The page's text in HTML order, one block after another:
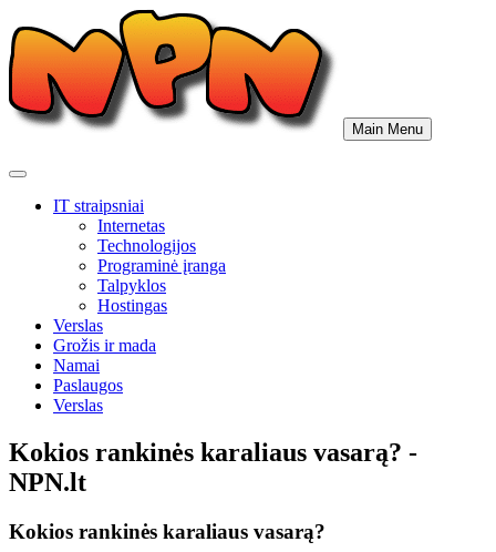
to
content
Main Menu
IT straipsniai
Internetas
Technologijos
Programinė įranga
Talpyklos
Hostingas
Verslas
Grožis ir mada
Namai
Paslaugos
Verslas
Kokios rankinės karaliaus vasarą? -
NPN.lt
Kokios rankinės karaliaus vasarą?